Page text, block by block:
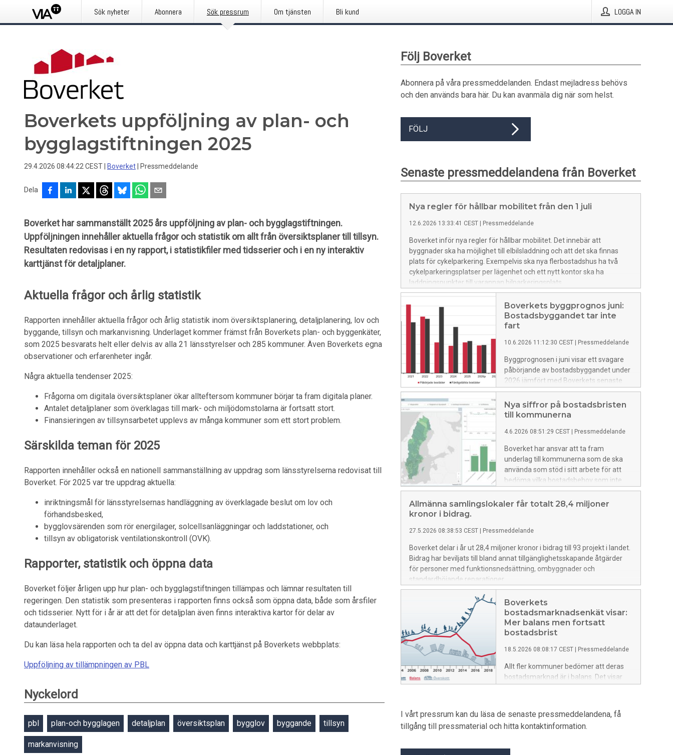
Sök nyheter Abonnera Sök pressrum Om tjänsten Bli kund LOGGA IN
Boverkets uppföljning av plan- och
bygglagstiftningen 2025
29.4.2026 08:44:22 CEST Boverket Pressmeddelande
Dela
Boverket har sammanställt 2025 års uppföljning av plan- och bygglagstiftningen.
Uppföljningen innehåller aktuella frågor och statistik om allt från översiktsplaner till tillsyn.
Resultaten redovisas i en ny rapport, i statistikfiler med tidsserier och i en ny interaktiv
karttjänst för detaljplaner.
Aktuella frågor och årlig statistik
Rapporten innehåller aktuella frågor och årlig statistik inom översiktsplanering, detaljplanering, lov och
byggande, tillsyn och markanvisning. Underlaget kommer främst från Boverkets plan- och byggenkäter,
som 2025 besvarats helt eller delvis av alla 21 länsstyrelser och 285 kommuner. Även Boverkets egna
observationer och erfarenheter ingår.
Några aktuella tendenser 2025:
Frågorna om digitala översiktsplaner ökar allteftersom kommuner börjar ta fram digitala planer.
Antalet detaljplaner som överklagas till mark- och miljödomstolarna är fortsatt stort.
Finansieringen av tillsynsarbetet upplevs av många kommuner som ett stort problem.
Särskilda teman för 2025
Rapporten innehåller också en nationell sammanställning av uppdrag som länsstyrelserna redovisat till
Boverket. För 2025 var tre uppdrag aktuella:
inriktningsmål för länsstyrelsernas handläggning av överklagade beslut om lov och
förhandsbesked,
bygglovsärenden som rör energilager, solcellsanläggningar och laddstationer, och
tillsyn av obligatorisk ventilationskontroll (OVK).
Rapporter, statistik och öppna data
Boverket följer årligen upp hur plan- och bygglagstiftningen tillämpas och lämnar resultaten till
regeringen. Den statistik som presenteras i rapporten finns också som öppna data, både som årsfiler
och tidsserier. Nytt för i år är att det för detaljplan även finns interaktiva kartor för delar av
dataunderlaget.
Du kan läsa hela rapporten och ta del av öppna data och karttjänst på Boverkets webbplats:
Uppföljning av tillämpningen av PBL
Nyckelord
pbl plan-och bygglagen detaljplan översiktsplan bygglov byggande tillsyn
markanvisning
Följ Boverket
Abonnera på våra pressmeddelanden. Endast mejladress behövs
och den används bara här. Du kan avanmäla dig när som helst.
FÖLJ
Senaste pressmeddelandena från Boverket
Nya regler för hållbar mobilitet från den 1 juli
12.6.2026 13:33:41 CEST Pressmeddelande
Boverket inför nya regler för hållbar mobilitet. Det innebär att
byggnader ska ha möjlighet till elbilsladdning och att det ska finnas
plats för cykelparkering. Exempelvis ska nya flerbostadshus ha två
cykelparkeringsplatser per lägenhet och ett nytt kontor ska ha
laddningspunkter till varannan bilparkeringsplats.
Boverkets byggprognos juni:
Bostadsbyggandet tar inte
fart
10.6.2026 11:12:30 CEST Pressmeddelande
Byggprognosen i juni visar ett svagare
påbörjande av bostadsbyggandet under
2026 jämfört med Boverkets senaste
byggprognos (mars 2026). Samtidigt får
vi signaler från branschen om att
marknadsförutsättningar förbättrats,
hösten.
Nya siffror på bostadsbristen
till kommunerna
4.6.2026 08:51:29 CEST Pressmeddelande
Boverket har ansvar att ta fram
underlag till kommunerna som de ska
använda som stöd i sitt arbete för att
bedöma vilka bostadsbehov som inte
tillgodoses på marknaden. Nu har
Boverket tagit fram nya beräkningar för
Allmänna samlingslokaler får totalt 28,4 miljoner
kronor i bidrag.
27.5.2026 08:38:53 CEST Pressmeddelande
Boverket delar i år ut 28,4 miljoner kronor i bidrag till 93 projekt i landet.
Bidrag har beviljats till bland annat tillgänglighetsskapande åtgärder
för personer med funktionsnedsättning, ombyggnader och
standardhöjande reparationer.
Boverkets
bostadsmarknadsenkät visar:
Mer balans men fortsatt
bostadsbrist
18.5.2026 08:08:17 CEST Pressmeddelande
Allt fler kommuner bedömer att deras
bostadsmarknad är i balans. Det visar
svarat. Samtidigt kvarstår stora behov
av bostäder med rimliga
boendekostnader, bostäder för äldre
funktionsnedsättning.
I vårt pressrum kan du läsa de senaste pressmeddelandena, få
tillgång till pressmaterial och hitta kontaktinformation.